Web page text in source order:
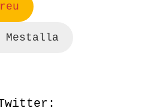
Mestalla
Twitter: